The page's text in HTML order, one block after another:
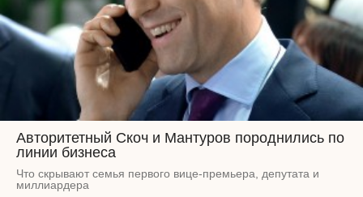
Авторитетный Скоч и Мантуров породнились по
линии бизнеса
Что скрывают семья первого вице-премьера, депутата и
миллиардера